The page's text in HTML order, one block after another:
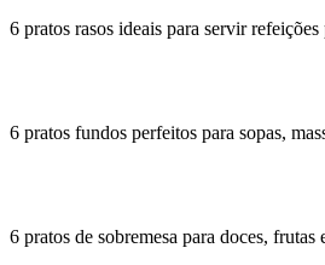
6 pratos rasos ideais para servir
6 pratos fundos perfeitos para sopas,
6 pratos de sobremesa para doces, frutas